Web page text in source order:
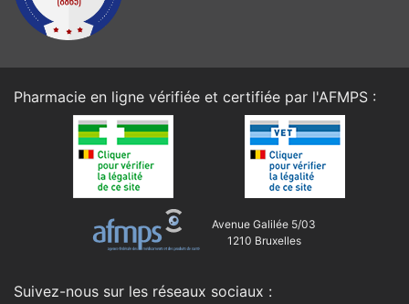
Pharmacie en ligne vérifiée et certifiée par l'AFMPS :
Avenue Galilée 5/03
1210 Bruxelles
Suivez-nous sur les réseaux sociaux :